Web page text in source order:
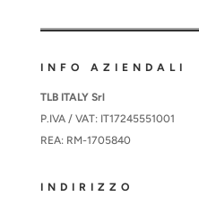
INFO AZIENDALI
TLB ITALY Srl
P.IVA / VAT: IT17245551001
REA: RM-1705840
INDIRIZZO